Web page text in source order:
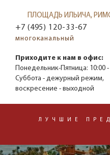
ПЛОЩАДЬ ИЛЬИЧА,
+7 (495) 120-33-67
многоканальный
Приходите к нам в офис:
Понедельник-Пятница: 10:00
Суббота - дежурный режим,
воскресение - выходной
ЛУЧШИЕ